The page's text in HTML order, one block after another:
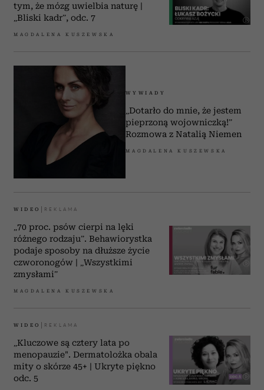
tym, że mózg uwielbia naturę |
„Bliski kadr”, odc. 7
MAGDALENA KUSZEWSKA
WYWIADY
„Dotarło do mnie, że jestem
pieprzoną wojowniczką!”
Rozmowa z Natalią Niemen
MAGDALENA KUSZEWSKA
WIDEO
„70 proc. psów cierpi na lęki
różnego rodzaju”. Behawiorystka
podaje sposoby na dłuższe życie
czworonogów | „Wszystkimi
zmysłami”
MAGDALENA KUSZEWSKA
WIDEO
„Kluczowe są cztery lata po
menopauzie". Dermatolożka obala
mity o skórze 45+ | Ukryte piękno
odc. 5